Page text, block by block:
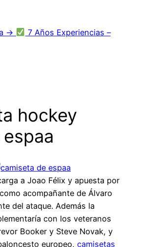
→
7 Años Experiencias –
hockey
a Joao Félix y apuesta por
acompañante de Álvaro
del ataque. Además la
con los veteranos
Booker y Steve Novak, y
europeo, camisetas